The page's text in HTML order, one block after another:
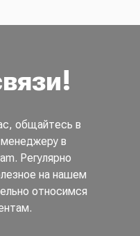
общайтесь в
в
Регулярно
на нашем
относимся